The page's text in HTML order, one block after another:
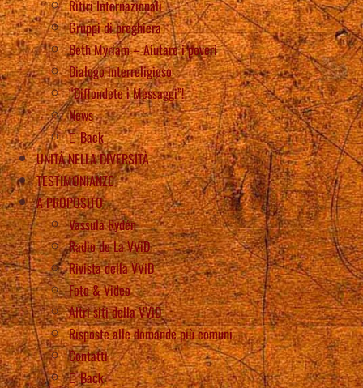
Ritiri Internazionali
Gruppi di preghiera
Beth Myriam – Aiutare i poveri
Dialogo interreligioso
“Diffondete i Messaggi”!
News
Back
UNITÀ NELLA DIVERSITÀ
TESTIMONIANZE
A PROPOSITO
Vassula Rydén
Radio de La VViD
Rivista della VViD
Foto & Video
Altri siti della VViD
Risposte alle domande più comuni
Contatti
Back